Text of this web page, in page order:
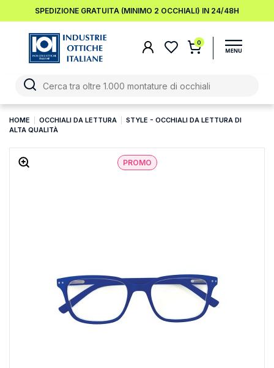
SPEDIZIONE GRATUITA (MINIMO 2 OCCHIALI) IN 24/48H
0
HOME OCCHIALI DA LETTURA
STYLE - OCCHIALI DA LETTURA DI
ALTA QUALITÀ
PROMO